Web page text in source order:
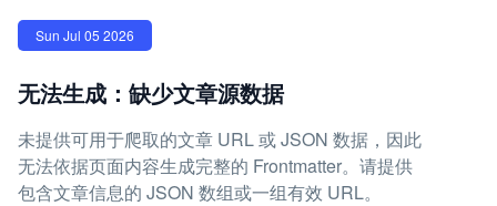
Sun Jul 05 2026
无法生成：缺少文章源数据
未提供可用于爬取的文章 URL 或 JSON 数据，因此
无法依据页面内容生成完整的 Frontmatter。请提供
包含文章信息的 JSON 数组或一组有效 URL。